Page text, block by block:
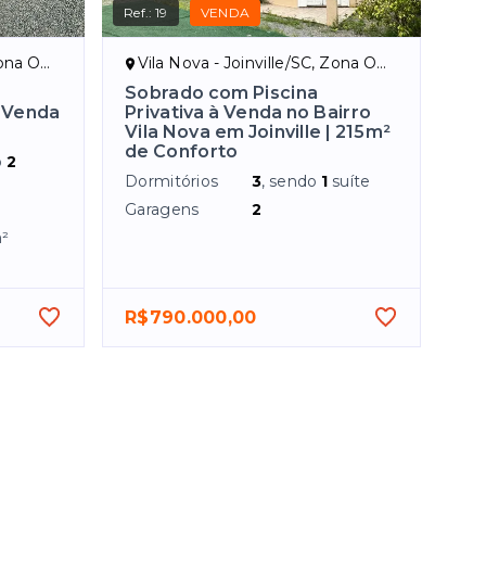
2
Ref.:19 VENDA
Vila Nova - Joinville/SC, Zona Oeste de Joinville
Sobrado com Piscina
Privativa à Venda no Bairro
Vila Nova em Joinville | 215m²
de Conforto
Dormitórios 3, sendo 1 suíte
Garagens
2
R$790.000,00